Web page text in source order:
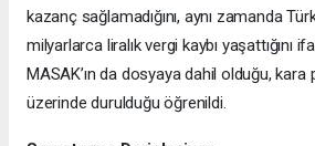
kazanç sağlamadığını, aynı zamanda
milyarlarca liralık vergi kaybı yaşattığını
MASAK’ın da dosyaya dahil olduğu,
üzerinde durulduğu öğrenildi.